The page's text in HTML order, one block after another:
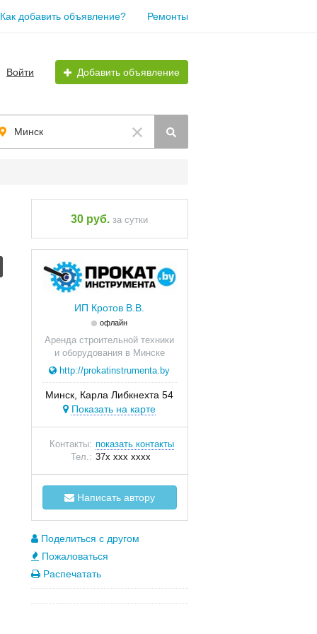
Как добавить объявление? Ремонты
Войти Добавить объявление
Минск
30 руб.за сутки
ИП Кротов В.В.
офлайн
Аренда строительной техники
и оборудования в Минске
http://prokatinstrumenta.by
Минск, Карла Либкнехта 54
Показать на карте
Контакты: показать контакты
Тел.: 37x xxx xxxx
Написать автору
Поделиться с другом
Пожаловаться
Распечатать